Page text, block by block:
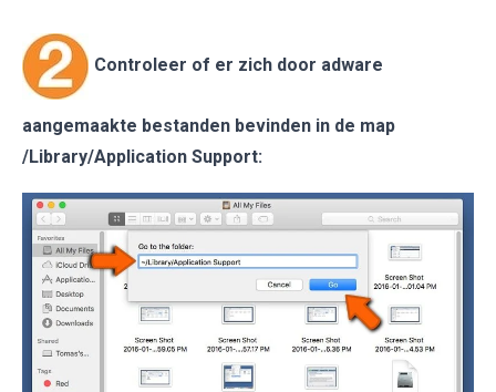
Controleer of er zich door adware
aangemaakte bestanden bevinden in de map
/Library/Application Support: